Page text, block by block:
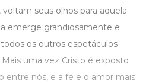
seus olhos para aquela
emerge grandiosamente e
os outros espetáculos
uma vez Cristo é exposto
entre nós, e a fé e o amor mais